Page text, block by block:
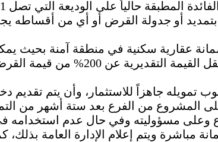
الطلب بتمديد أو جدولة القرض أو أي من أقساطه
عقارية سكنية في منطقة آمنة بحيث
والتنفيذ عليها إن لزم الأمر، على ألا تقل
جاهزاً للاستثمار، وأن يتم تقديم
المشروع من الفرع بعد ستة أشهر من
مسؤوليته وفي حال عدم استخدامه
مباشرة ويتم إعلام الإدارة العامة